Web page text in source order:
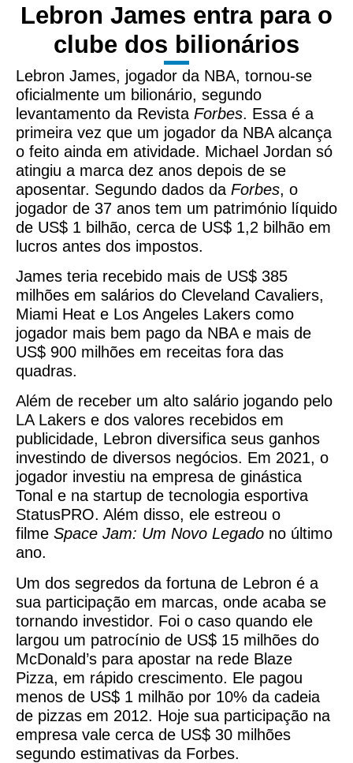
Lebron James entra para o
clube dos bilionários
Lebron James, jogador da NBA, tornou-se
oficialmente um bilionário, segundo
levantamento da Revista Forbes. Essa é a
primeira vez que um jogador da NBA alcança
o feito ainda em atividade. Michael Jordan só
atingiu a marca dez anos depois de se
aposentar. Segundo dados da Forbes, o
jogador de 37 anos tem um património líquido
de US$ 1 bilhão, cerca de US$ 1,2 bilhão em
lucros antes dos impostos.
James teria recebido mais de US$ 385
milhões em salários do Cleveland Cavaliers,
Miami Heat e Los Angeles Lakers como
jogador mais bem pago da NBA e mais de
US$ 900 milhões em receitas fora das
quadras.
Além de receber um alto salário jogando pelo
LA Lakers e dos valores recebidos em
publicidade, Lebron diversifica seus ganhos
investindo de diversos negócios. Em 2021, o
jogador investiu na empresa de ginástica
Tonal e na startup de tecnologia esportiva
StatusPRO. Além disso, ele estreou o
filme Space Jam: Um Novo Legado no último
ano.
Um dos segredos da fortuna de Lebron é a
sua participação em marcas, onde acaba se
tornando investidor. Foi o caso quando ele
largou um patrocínio de US$ 15 milhões do
McDonald’s para apostar na rede Blaze
Pizza, em rápido crescimento. Ele pagou
menos de US$ 1 milhão por 10% da cadeia
de pizzas em 2012. Hoje sua participação na
empresa vale cerca de US$ 30 milhões
segundo estimativas da Forbes.